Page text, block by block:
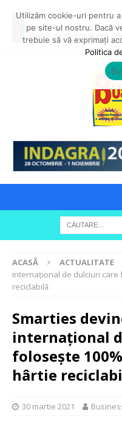
ACASĂ ACTUALITATE
internațional de dulciuri care
reciclabilă
Smarties
internațional
folosește
hârtie
30 martie 2021
Utilizăm cookie-uri pentru
pe site-ul nostru. Dacă
trebuie să vă exprimați
Politica